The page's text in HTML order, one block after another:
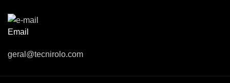
Email
geral@tecnirolo.com